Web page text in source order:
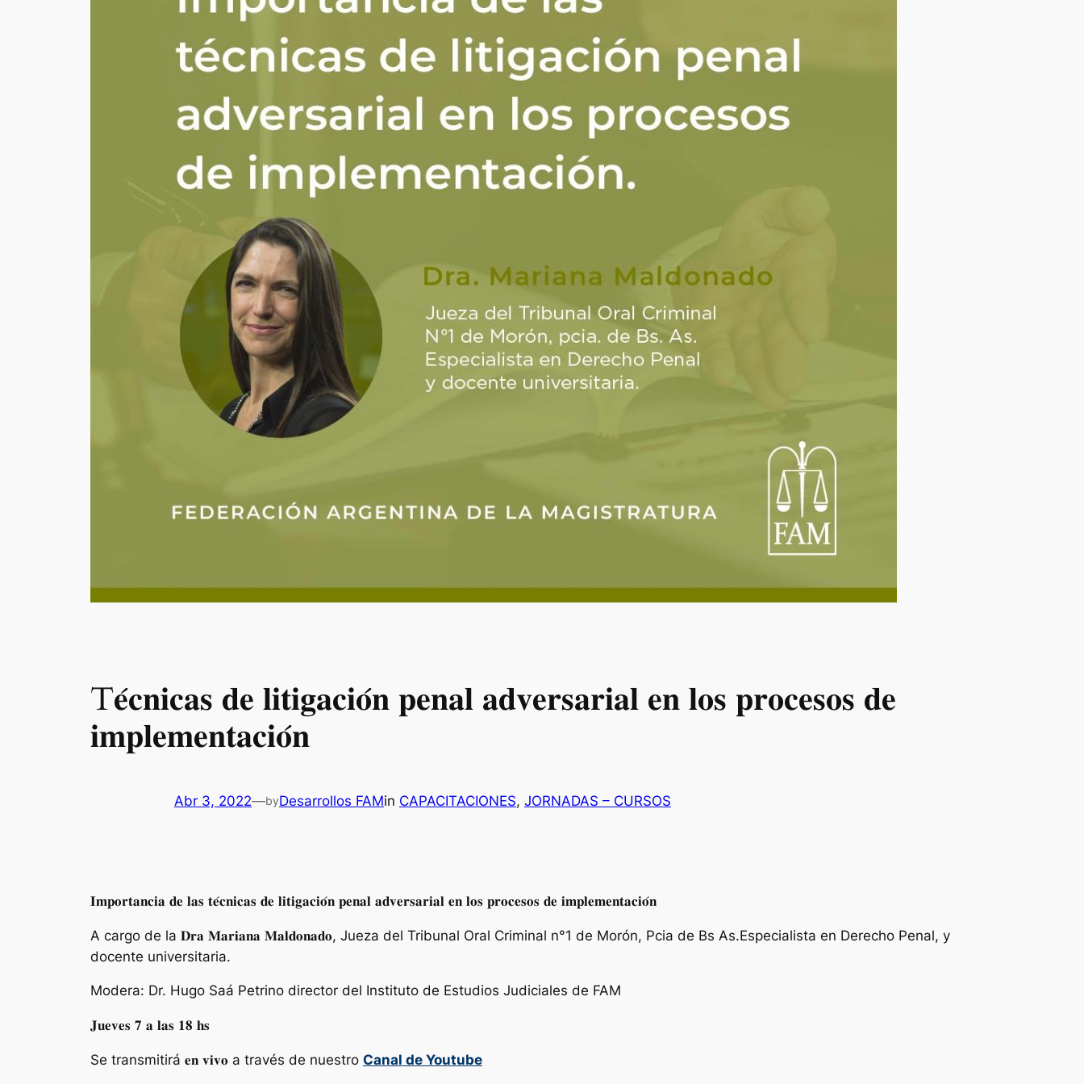
T𝐞́𝐜𝐧𝐢𝐜𝐚𝐬 𝐝𝐞 𝐥𝐢𝐭𝐢𝐠𝐚𝐜𝐢𝐨́𝐧 𝐩𝐞𝐧𝐚𝐥 𝐚𝐝𝐯𝐞𝐫𝐬𝐚𝐫𝐢𝐚𝐥 𝐞𝐧 𝐥𝐨𝐬 𝐩𝐫𝐨𝐜𝐞𝐬𝐨𝐬 𝐝𝐞
𝐢𝐦𝐩𝐥𝐞𝐦𝐞𝐧𝐭𝐚𝐜𝐢𝐨́𝐧
Abr 3, 2022—byDesarrollos FAMin CAPACITACIONES, JORNADAS – CURSOS
𝐈𝐦𝐩𝐨𝐫𝐭𝐚𝐧𝐜𝐢𝐚 𝐝𝐞 𝐥𝐚𝐬 𝐭𝐞́𝐜𝐧𝐢𝐜𝐚𝐬 𝐝𝐞 𝐥𝐢𝐭𝐢𝐠𝐚𝐜𝐢𝐨́𝐧 𝐩𝐞𝐧𝐚𝐥 𝐚𝐝𝐯𝐞𝐫𝐬𝐚𝐫𝐢𝐚𝐥 𝐞𝐧 𝐥𝐨𝐬 𝐩𝐫𝐨𝐜𝐞𝐬𝐨𝐬 𝐝𝐞 𝐢𝐦𝐩𝐥𝐞𝐦𝐞𝐧𝐭𝐚𝐜𝐢𝐨́𝐧
A cargo de la 𝐃𝐫𝐚 𝐌𝐚𝐫𝐢𝐚𝐧𝐚 𝐌𝐚𝐥𝐝𝐨𝐧𝐚𝐝𝐨, Jueza del Tribunal Oral Criminal n°1 de Morón, Pcia de Bs As.Especialista en Derecho Penal, y
docente universitaria.
Modera: Dr. Hugo Saá Petrino director del Instituto de Estudios Judiciales de FAM
𝐉𝐮𝐞𝐯𝐞𝐬 𝟕 𝐚 𝐥𝐚𝐬 𝟏𝟖 𝐡𝐬
Se transmitirá 𝐞𝐧 𝐯𝐢𝐯𝐨 a través de nuestro Canal de Youtube